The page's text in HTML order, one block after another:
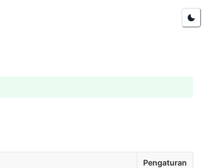
Pengaturan